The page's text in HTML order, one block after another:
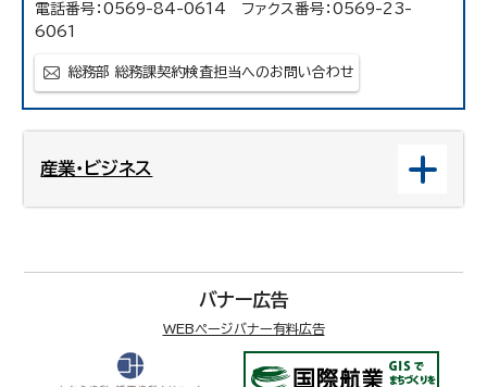
電話番号：0569-84-0614 ファクス番号：0569-23-
6061
総務部 総務課契約検査担当へのお問い合わせ
産業・ビジネス
バナー広告
WEBページバナー有料広告